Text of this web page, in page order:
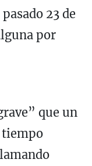
23 de
por
que un
tiempo